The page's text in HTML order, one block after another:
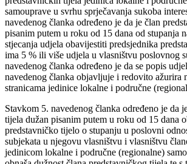
samouprave u svrhu sprječavanja sukoba
navedenog članka određeno je da je član
pisanim putem u roku od 15 dana od stupanja
stjecanja udjela obavijestiti predsjednika
ima 5 % ili više udjela u vlasništvu poslovnog
navedenog članka određeno je da se popis
navedenog članka objavljuje i redovito ažurira
stranicama jedinice lokalne i područne
Stavkom 5. navedenog članka određeno je da
tijela dužan pisanim putem u roku od 15 dana
predstavničko tijelo o stupanju u poslovni
subjekata u njegovu vlasništvu i vlasništvu
jedinicom lokalne i područne (regionalne)